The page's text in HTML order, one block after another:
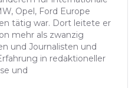
Opel, Ford Europe
tätig war. Dort leitete er
mehr als zwanzig
und Journalisten und
in redaktioneller
und